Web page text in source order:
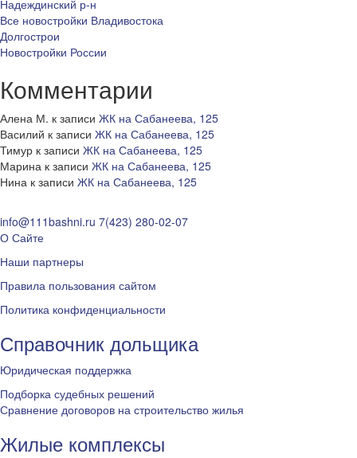
Надеждинский р-н
Все новостройки Владивостока
Долгострои
Новостройки России
Комментарии
Алена М. к записи ЖК на Сабанеева, 125
Василий к записи ЖК на Сабанеева, 125
Тимур к записи ЖК на Сабанеева, 125
Марина к записи ЖК на Сабанеева, 125
Нина к записи ЖК на Сабанеева, 125
info@111bashni.ru 7(423) 280-02-07
О Сайте
Наши партнеры
Правила пользования сайтом
Политика конфиденциальности
Справочник дольщика
Юридическая поддержка
Подборка судебных решений
Сравнение договоров на строительство жилья
Жилые комплексы